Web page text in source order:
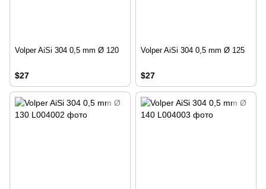
Volper AiSi 304 0,5 mm Ø 120
$27
Volper AiSi 304 0,5 mm Ø 125
$27